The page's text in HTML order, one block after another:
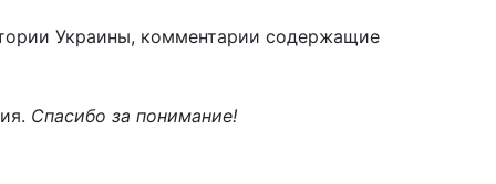
Украины, комментарии содержащие
Спасибо за понимание!